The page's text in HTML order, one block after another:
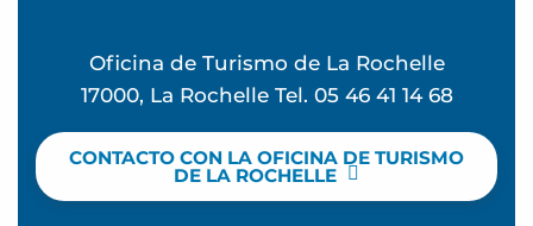
Oficina de Turismo de La Rochelle
17000, La Rochelle Tel. 05 46 41 14 68
CONTACTO CON LA OFICINA DE TURISMO
DE LA ROCHELLE